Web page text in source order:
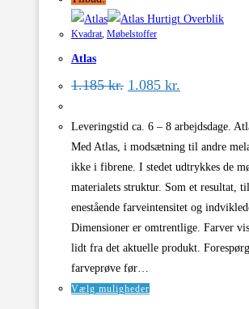
Hurtigt Overblik
Kvadrat, Møbelstoffer
Atlas
1.185kr. Den
var:
1.185 kr..
1.085 kr.
er:
1.085 kr..
Leveringstid ca. 6 – 8 arbejdsdage.
Med Atlas, i modsætning til andre
ikke i fibrene. I stedet udtrykkes de
materialets struktur. Som et resultat,
enestående farveintensitet og
Dimensioner er omtrentlige. Farver
lidt fra det aktuelle produkt.
farveprøve før…
Vælg muligheder